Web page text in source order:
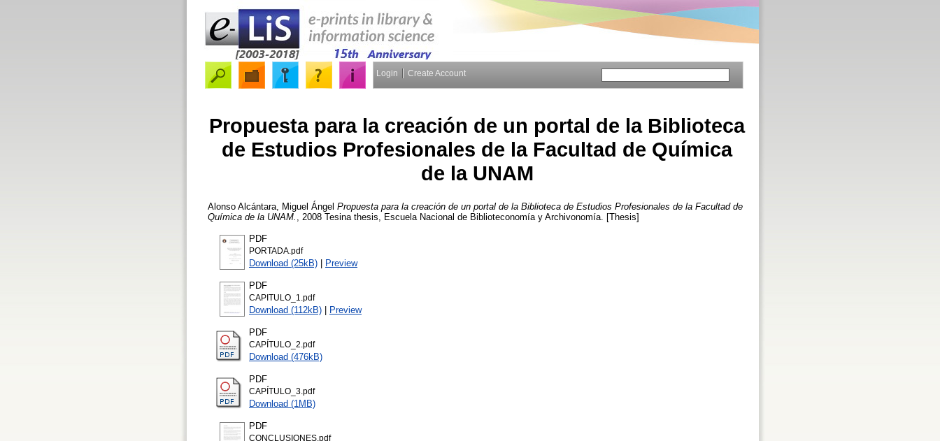
Login Create Account
Propuesta para la creación de un portal de la Biblioteca
de Estudios Profesionales de la Facultad de Química
de la UNAM
Alonso Alcántara, Miguel Ángel Propuesta para la creación de un portal de la Biblioteca de Estudios Profesionales de la Facultad de
Química de la UNAM.
, 2008 Tesina thesis, Escuela Nacional de Biblioteconomía y Archivonomía. [Thesis]
PDF
PORTADA.pdf
Download (25kB) | Preview
PDF
CAPITULO_1.pdf
Download (112kB) | Preview
PDF
CAPÍTULO_2.pdf
Download (476kB)
PDF
CAPÍTULO_3.pdf
Download (1MB)
PDF
CONCLUSIONES.pdf